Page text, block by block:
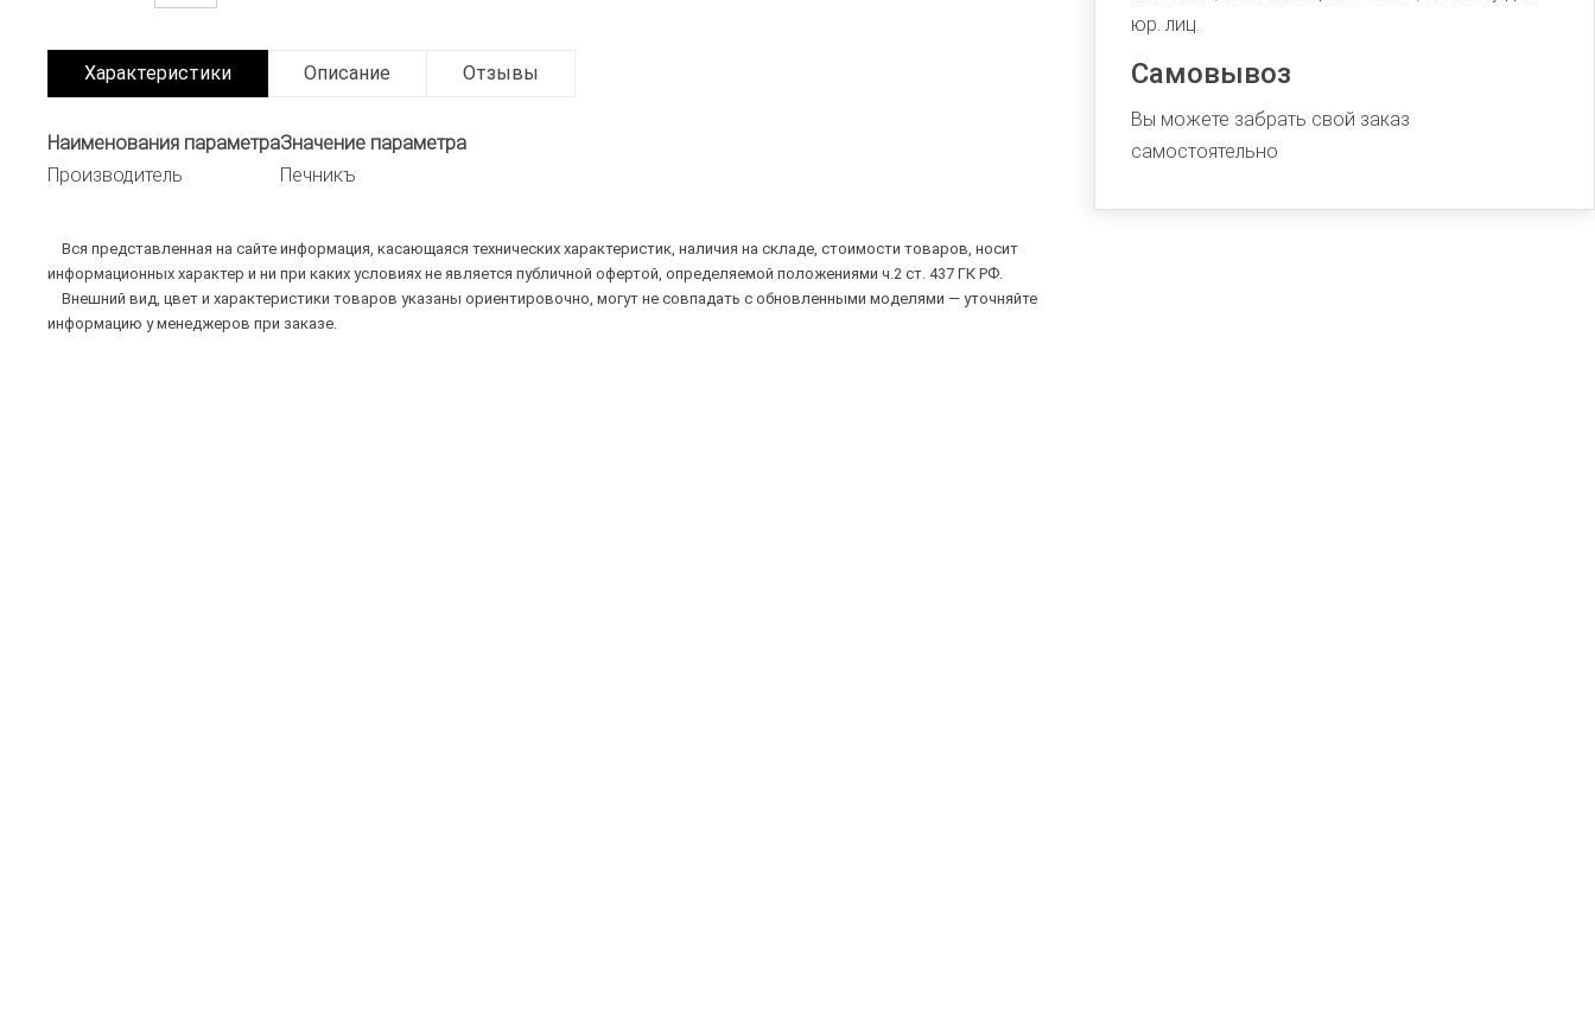
Характеристики Описание Отзывы
Наименования параметраЗначение параметра
Производитель
Печникъ
Вся представленная на сайте информация, касающаяся технических характеристик, наличия на складе, стоимости товаров, носит
информационных характер и ни при каких условиях не является публичной офертой, определяемой положениями ч.2 ст. 437 ГК РФ.
Внешний вид, цвет и характеристики товаров указаны ориентировочно, могут не совпадать с обновленными моделями — уточняйте
информацию у менеджеров при заказе.
юр. лиц.
Самовывоз
Вы можете забрать свой заказ
самостоятельно